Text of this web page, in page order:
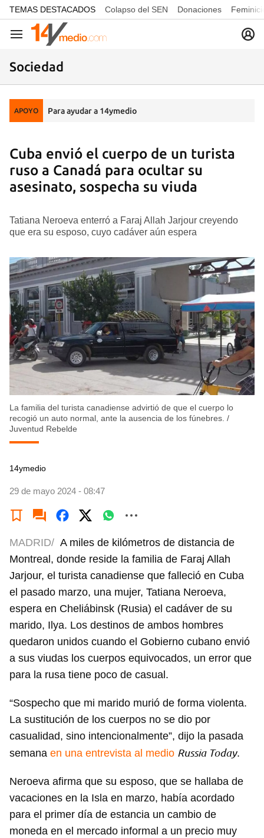
common.go-to-content
TEMAS DESTACADOS Colapso del SEN Donaciones
Navegación
Sociedad
APOYO Para ayudar a 14ymedio
Cuba envió el cuerpo de un turista
ruso a Canadá para ocultar su
asesinato, sospecha su viuda
Tatiana Neroeva enterró a Faraj Allah Jarjour creyendo
que era su esposo, cuyo cadáver aún espera
La familia del turista canadiense advirtió de que el cuerpo lo
recogió un auto normal, ante la ausencia de los fúnebres. /
Juventud Rebelde
14ymedio
29 de mayo 2024 - 08:47
MADRID/ A miles de kilómetros de distancia de
Montreal, donde reside la familia de Faraj Allah
Jarjour, el turista canadiense que falleció en Cuba
el pasado marzo, una mujer, Tatiana Neroeva,
espera en Cheliábinsk (Rusia) el cadáver de su
marido, Ilya. Los destinos de ambos hombres
quedaron unidos cuando el Gobierno cubano envió
a sus viudas los cuerpos equivocados, un error que
para la rusa tiene poco de casual.
“Sospecho que mi marido murió de forma violenta.
La sustitución de los cuerpos no se dio por
casualidad, sino intencionalmente”, dijo la pasada
semana en una entrevista al medio Russia Today.
Neroeva afirma que su esposo, que se hallaba de
vacaciones en la Isla en marzo, había acordado
para el primer día de estancia un cambio de
moneda en el mercado informal a un precio muy